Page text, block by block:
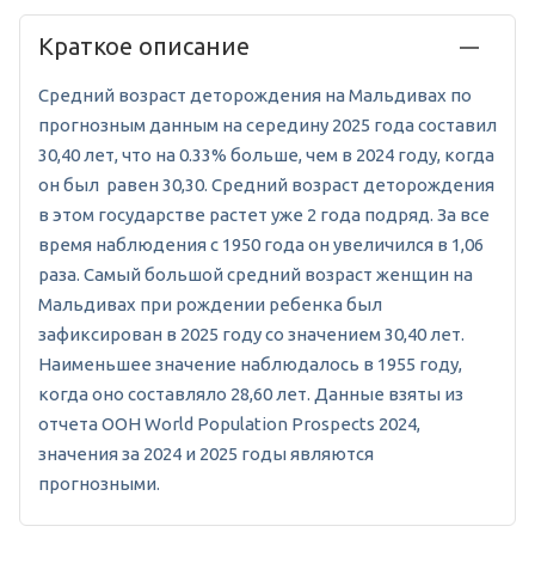
Краткое описание
Средний возраст деторождения на Мальдивах по
прогнозным данным на середину 2025 года составил
30,40 лет, что на 0.33% больше, чем в 2024 году, когда
он был равен 30,30. Средний возраст деторождения
в этом государстве растет уже 2 года подряд. За все
время наблюдения с 1950 года он увеличился в 1,06
раза. Самый большой средний возраст женщин на
Мальдивах при рождении ребенка был
зафиксирован в 2025 году со значением 30,40 лет.
Наименьшее значение наблюдалось в 1955 году,
когда оно составляло 28,60 лет. Данные взяты из
отчета ООН World Population Prospects 2024,
значения за 2024 и 2025 годы являются
прогнозными.